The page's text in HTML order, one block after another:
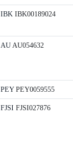
IBK IBK00189024
AU AU054632
PEYPEY0059555
FJSI FJSI027876